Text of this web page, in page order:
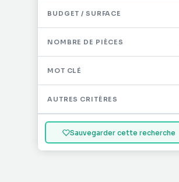
BUDGET / SURFACE
NOMBRE DE PIÈCES
MOT CLÉ
AUTRES CRITÈRES
Sauvegarder cette recherche